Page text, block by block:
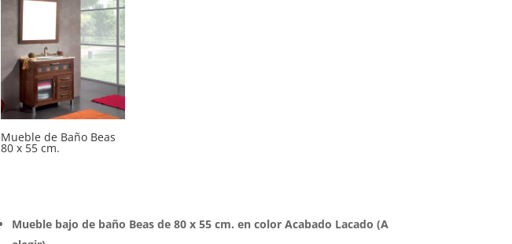
Mueble de Baño Beas
80 x 55 cm.
Mueble bajo de baño Beas de 80 x 55 cm. en color Acabado Lacado (A